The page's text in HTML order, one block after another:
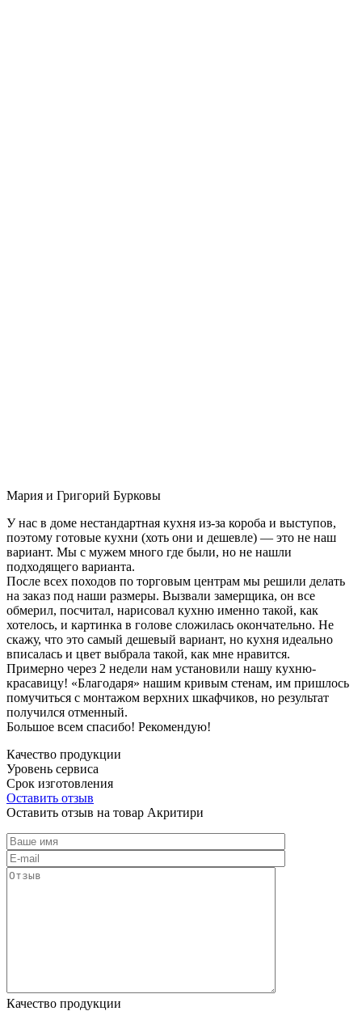
Мария и Григорий Бурковы
У нас в доме нестандартная кухня из-за короба и выступов,
поэтому готовые кухни (хоть они и дешевле) — это не наш
вариант. Мы с мужем много где были, но не нашли
подходящего варианта.
После всех походов по торговым центрам мы решили делать
на заказ под наши размеры. Вызвали замерщика, он все
обмерил, посчитал, нарисовал кухню именно такой, как
хотелось, и картинка в голове сложилась окончательно. Не
скажу, что это самый дешевый вариант, но кухня идеально
вписалась и цвет выбрала такой, как мне нравится.
Примерно через 2 недели нам установили нашу кухню-
красавицу! «Благодаря» нашим кривым стенам, им пришлось
помучиться с монтажом верхних шкафчиков, но результат
получился отменный.
Большое всем спасибо! Рекомендую!
Качество продукции
Уровень сервиса
Срок изготовления
Оставить отзыв
Оставить отзыв на товар Акритири
Качество продукции